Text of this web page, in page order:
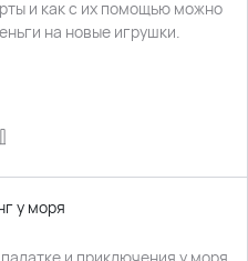
и как с их помощью можно
на новые игрушки.
у моря